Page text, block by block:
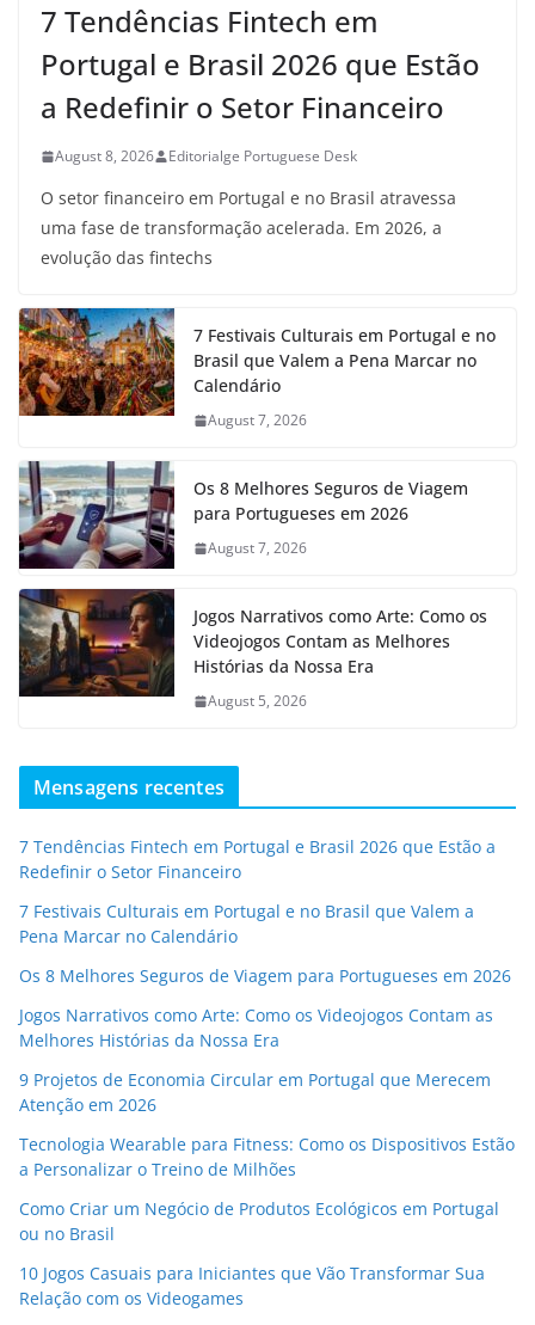
7 Tendências Fintech em
Portugal e Brasil 2026 que Estão
a Redefinir o Setor Financeiro
August 8, 2026 Editorialge Portuguese Desk
O setor financeiro em Portugal e no Brasil atravessa
uma fase de transformação acelerada. Em 2026, a
evolução das fintechs
7 Festivais Culturais em Portugal e no
Brasil que Valem a Pena Marcar no
Calendário
August 7, 2026
Os 8 Melhores Seguros de Viagem
para Portugueses em 2026
August 7, 2026
Jogos Narrativos como Arte: Como os
Videojogos Contam as Melhores
Histórias da Nossa Era
August 5, 2026
Mensagens recentes
7 Tendências Fintech em Portugal e Brasil 2026 que Estão a
Redefinir o Setor Financeiro
7 Festivais Culturais em Portugal e no Brasil que Valem a
Pena Marcar no Calendário
Os 8 Melhores Seguros de Viagem para Portugueses em 2026
Jogos Narrativos como Arte: Como os Videojogos Contam as
Melhores Histórias da Nossa Era
9 Projetos de Economia Circular em Portugal que Merecem
Atenção em 2026
Tecnologia Wearable para Fitness: Como os Dispositivos Estão
a Personalizar o Treino de Milhões
Como Criar um Negócio de Produtos Ecológicos em Portugal
ou no Brasil
10 Jogos Casuais para Iniciantes que Vão Transformar Sua
Relação com os Videogames